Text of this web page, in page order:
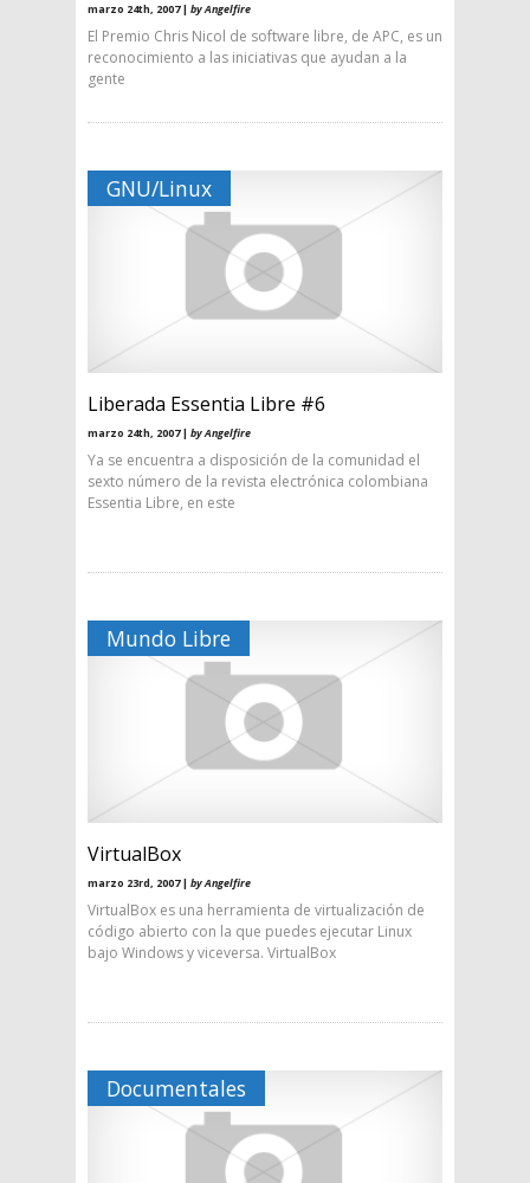
marzo 24th, 2007 | by Angelfire
El Premio Chris Nicol de software libre, de APC, es un
reconocimiento a las iniciativas que ayudan a la
gente
GNU/Linux
Liberada Essentia Libre #6
marzo 24th, 2007 | by Angelfire
Ya se encuentra a disposición de la comunidad el
sexto número de la revista electrónica colombiana
Essentia Libre, en este
Mundo Libre
VirtualBox
marzo 23rd, 2007 | by Angelfire
VirtualBox es una herramienta de virtualización de
código abierto con la que puedes ejecutar Linux
bajo Windows y viceversa. VirtualBox
Documentales